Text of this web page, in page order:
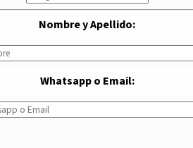
Nombre y Apellido:
Whatsapp o Email: